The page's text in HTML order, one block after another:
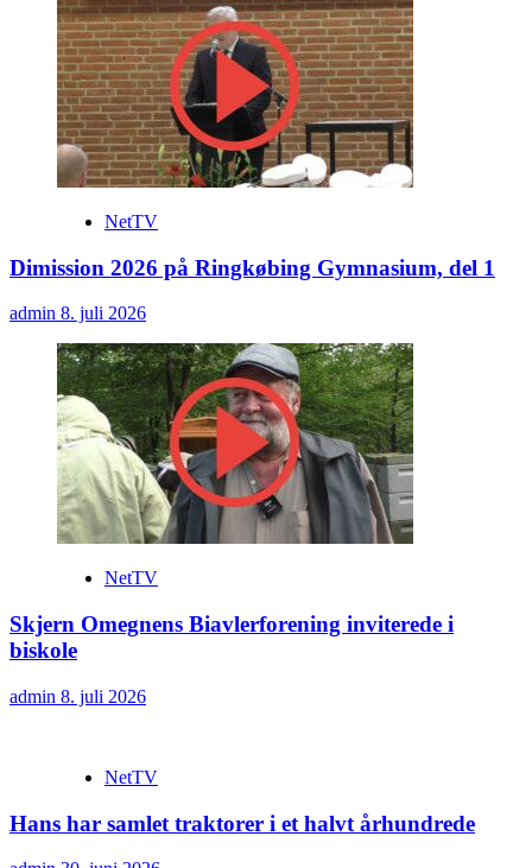
NetTV
Dimission 2026 på Ringkøbing Gymnasium, del 1
admin 8. juli 2026
NetTV
Skjern Omegnens Biavlerforening inviterede i
biskole
admin 8. juli 2026
NetTV
Hans har samlet traktorer i et halvt århundrede